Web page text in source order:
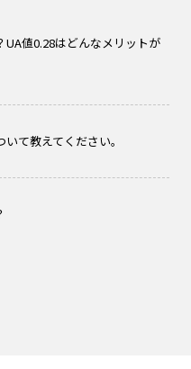
値0.28はどんなメリットが
て教えてください。